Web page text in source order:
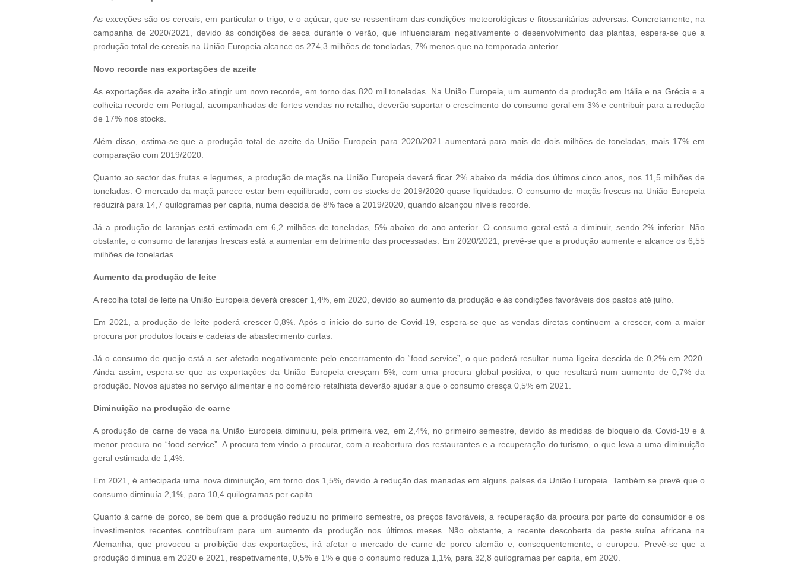
As exceções são os cereais, em particular o trigo, e o açúcar, que se ressentiram das condições meteorológicas e fitossanitárias adversas. Concretamente, na
campanha de 2020/2021, devido às condições de seca durante o verão, que influenciaram negativamente o desenvolvimento das plantas, espera-se que a
produção total de cereais na União Europeia alcance os 274,3 milhões de toneladas, 7% menos que na temporada anterior.
Novo recorde nas exportações de azeite
As exportações de azeite irão atingir um novo recorde, em torno das 820 mil toneladas. Na União Europeia, um aumento da produção em Itália e na Grécia e a
colheita recorde em Portugal, acompanhadas de fortes vendas no retalho, deverão suportar o crescimento do consumo geral em 3% e contribuir para a redução
de 17% nos stocks.
Além disso, estima-se que a produção total de azeite da União Europeia para 2020/2021 aumentará para mais de dois milhões de toneladas, mais 17% em
comparação com 2019/2020.
Quanto ao sector das frutas e legumes, a produção de maçãs na União Europeia deverá ficar 2% abaixo da média dos últimos cinco anos, nos 11,5 milhões de
toneladas. O mercado da maçã parece estar bem equilibrado, com os stocks de 2019/2020 quase liquidados. O consumo de maçãs frescas na União Europeia
reduzirá para 14,7 quilogramas per capita, numa descida de 8% face a 2019/2020, quando alcançou níveis recorde.
Já a produção de laranjas está estimada em 6,2 milhões de toneladas, 5% abaixo do ano anterior. O consumo geral está a diminuir, sendo 2% inferior. Não
obstante, o consumo de laranjas frescas está a aumentar em detrimento das processadas. Em 2020/2021, prevê-se que a produção aumente e alcance os 6,55
milhões de toneladas.
Aumento da produção de leite
A recolha total de leite na União Europeia deverá crescer 1,4%, em 2020, devido ao aumento da produção e às condições favoráveis dos pastos até julho.
Em 2021, a produção de leite poderá crescer 0,8%. Após o início do surto de Covid-19, espera-se que as vendas diretas continuem a crescer, com a maior
procura por produtos locais e cadeias de abastecimento curtas.
Já o consumo de queijo está a ser afetado negativamente pelo encerramento do “food service”, o que poderá resultar numa ligeira descida de 0,2% em 2020.
Ainda assim, espera-se que as exportações da União Europeia cresçam 5%, com uma procura global positiva, o que resultará num aumento de 0,7% da
produção. Novos ajustes no serviço alimentar e no comércio retalhista deverão ajudar a que o consumo cresça 0,5% em 2021.
Diminuição na produção de carne
A produção de carne de vaca na União Europeia diminuiu, pela primeira vez, em 2,4%, no primeiro semestre, devido às medidas de bloqueio da Covid-19 e à
menor procura no “food service”. A procura tem vindo a procurar, com a reabertura dos restaurantes e a recuperação do turismo, o que leva a uma diminuição
geral estimada de 1,4%.
Em 2021, é antecipada uma nova diminuição, em torno dos 1,5%, devido à redução das manadas em alguns países da União Europeia. Também se prevê que o
consumo diminuía 2,1%, para 10,4 quilogramas per capita.
Quanto à carne de porco, se bem que a produção reduziu no primeiro semestre, os preços favoráveis, a recuperação da procura por parte do consumidor e os
investimentos recentes contribuíram para um aumento da produção nos últimos meses. Não obstante, a recente descoberta da peste suína africana na
Alemanha, que provocou a proibição das exportações, irá afetar o mercado de carne de porco alemão e, consequentemente, o europeu. Prevê-se que a
produção diminua em 2020 e 2021, respetivamente, 0,5% e 1% e que o consumo reduza 1,1%, para 32,8 quilogramas per capita, em 2020.